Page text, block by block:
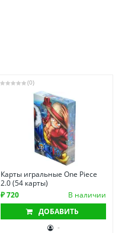
(0)
Карты игральные One Piece
2.0 (54 карты)
₽ 720
В наличии
ДОБАВИТЬ
-